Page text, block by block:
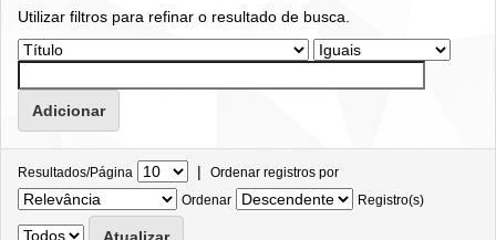
Utilizar filtros para refinar o resultado de busca.
Resultados/Página | Ordenar registros por
Ordenar
Registro(s)